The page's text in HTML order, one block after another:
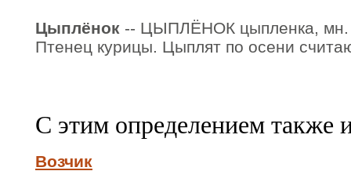
Цыплёнок -- ЦЫПЛЁНОК цыпленка, мн.
Птенец курицы. Цыплят по осени
С этим определением также
Возчик